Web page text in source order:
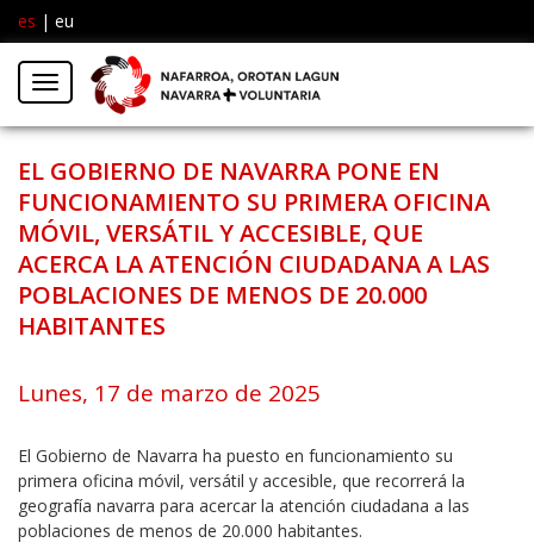
es | eu
Menú
EL GOBIERNO DE NAVARRA PONE EN
FUNCIONAMIENTO SU PRIMERA OFICINA
MÓVIL, VERSÁTIL Y ACCESIBLE, QUE
ACERCA LA ATENCIÓN CIUDADANA A LAS
POBLACIONES DE MENOS DE 20.000
HABITANTES
Lunes, 17 de marzo de 2025
El Gobierno de Navarra ha puesto en funcionamiento su
primera oficina móvil, versátil y accesible, que recorrerá la
geografía navarra para acercar la atención ciudadana a las
poblaciones de menos de 20.000 habitantes.